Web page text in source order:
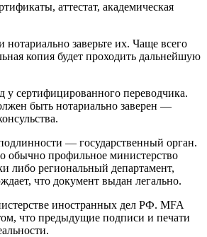
аттестат, академическая
нотариально заверьте их. Чаще всего
копия будет проходить дальнейшую
у сертифицированного переводчика.
быть нотариально заверен —
— государственный орган.
обычно профильное министерство
либо региональный департамент,
что документ выдан легально.
иностранных дел РФ. MFA
что предыдущие подписи и печати